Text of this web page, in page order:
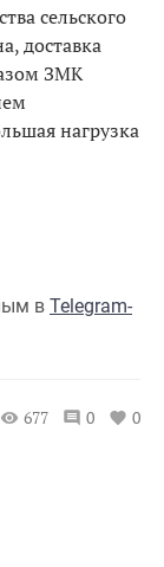
сельского
доставка
ЗМК
нагрузка
в Telegram-
677 0 0